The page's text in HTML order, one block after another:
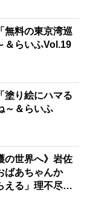
無料の東京湾巡
＆らいふVol.19
塗り絵にハマる
～＆らいふ
の世界へ》岩佐
ばあちゃんか
える」理不尽さ